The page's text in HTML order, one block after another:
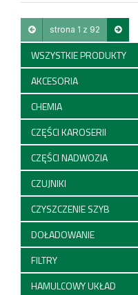
strona 1 z 92
WSZYSTKIE PRODUKTY
AKCESORIA
CHEMIA
CZĘŚCI KAROSERII
CZĘŚCI NADWOZIA
CZUJNIKI
CZYSZCZENIE SZYB
DOŁADOWANIE
FILTRY
HAMULCOWY UKŁAD